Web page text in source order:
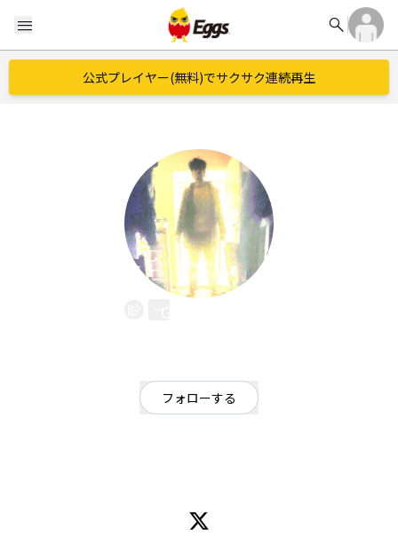
menu search
公式プレイヤー(無料)でサクサク連続再生
フォローする